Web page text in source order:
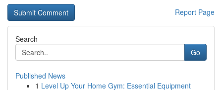
Report Page
Search
Go
Published News
1 Level Up Your Home Gym: Essential Equipment